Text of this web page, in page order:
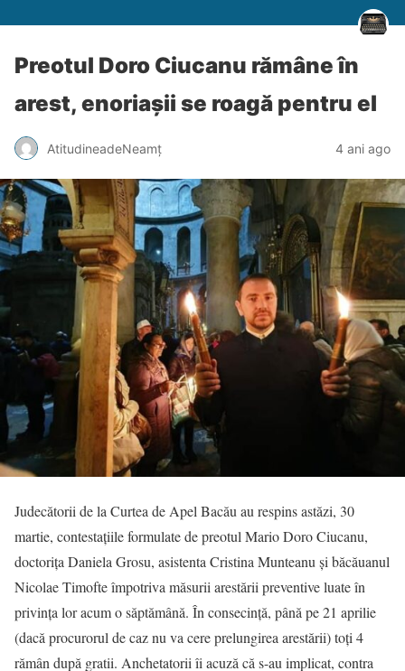
Preotul Doro Ciucanu rămâne în
arest, enoriașii se roagă pentru el
AtitudineadeNeamț 4 ani ago
Judecătorii de la Curtea de Apel Bacău au respins astăzi, 30
martie, contestațiile formulate de preotul Mario Doro Ciucanu,
doctorița Daniela Grosu, asistenta Cristina Munteanu și băcăuanul
Nicolae Timofte împotriva măsurii arestării preventive luate în
privința lor acum o săptămână. În consecință, până pe 21 aprilie
(dacă procurorul de caz nu va cere prelungirea arestării) toți 4
rămân după gratii. Anchetatorii îi acuză că s-au implicat, contra